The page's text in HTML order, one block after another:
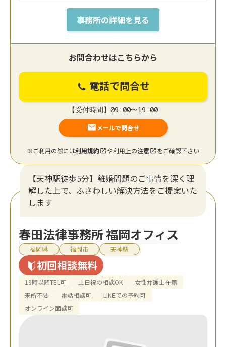
事務所の詳細を見る
お問合わせはこちらから
電話で問合せ
【受付時間】09:00〜19:00
メールで問合せ
※ご利用の際には利用規約 や利用上の注意 をご確認下さい
【天神駅徒歩5分】離婚問題のご事情を深く理
解した上で、ふさわしい解決方法をご提案いた
します
春田法律事務所 福岡オフィス
福岡県 福岡市 天神駅
初回相談無料
19時以降TEL可 土日祝の相談OK
女性弁護士在籍
来所不要
電話相談可
LINEでの予約可
オンライン面談可